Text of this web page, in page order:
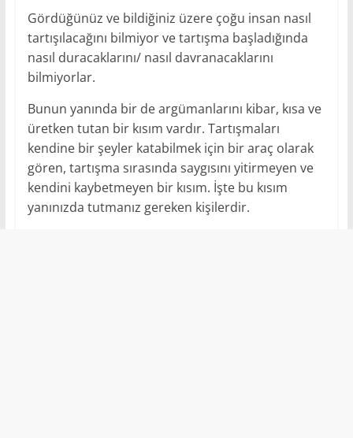
Gördüğünüz ve bildiğiniz üzere çoğu insan nasıl
tartışılacağını bilmiyor ve tartışma başladığında
nasıl duracaklarını/ nasıl davranacaklarını
bilmiyorlar.
Bunun yanında bir de argümanlarını kibar, kısa ve
üretken tutan bir kısım vardır. Tartışmaları
kendine bir şeyler katabilmek için bir araç olarak
gören, tartışma sırasında saygısını yitirmeyen ve
kendini kaybetmeyen bir kısım. İşte bu kısım
yanınızda tutmanız gereken kişilerdir.